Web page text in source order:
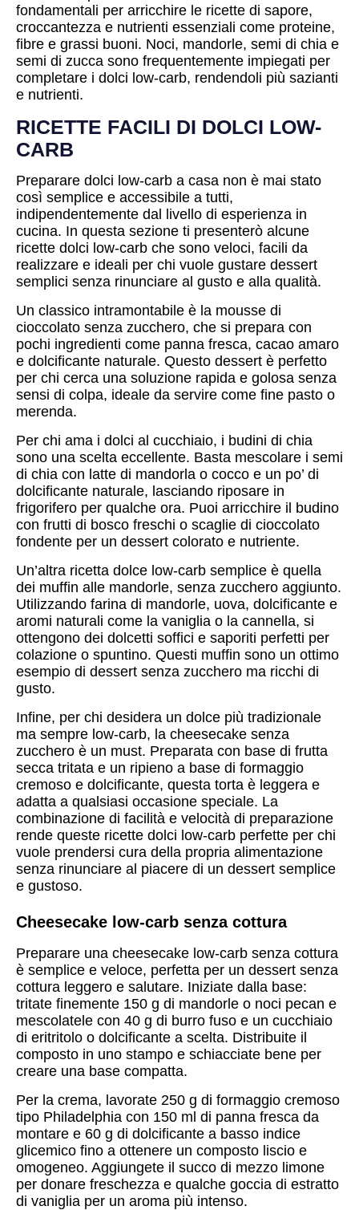
fondamentali per arricchire le ricette di sapore,
croccantezza e nutrienti essenziali come proteine,
fibre e grassi buoni. Noci, mandorle, semi di chia e
semi di zucca sono frequentemente impiegati per
completare i dolci low-carb, rendendoli più sazianti
e nutrienti.
RICETTE FACILI DI DOLCI LOW-
CARB
Preparare dolci low-carb a casa non è mai stato
così semplice e accessibile a tutti,
indipendentemente dal livello di esperienza in
cucina. In questa sezione ti presenterò alcune
ricette dolci low-carb che sono veloci, facili da
realizzare e ideali per chi vuole gustare dessert
semplici senza rinunciare al gusto e alla qualità.
Un classico intramontabile è la mousse di
cioccolato senza zucchero, che si prepara con
pochi ingredienti come panna fresca, cacao amaro
e dolcificante naturale. Questo dessert è perfetto
per chi cerca una soluzione rapida e golosa senza
sensi di colpa, ideale da servire come fine pasto o
merenda.
Per chi ama i dolci al cucchiaio, i budini di chia
sono una scelta eccellente. Basta mescolare i semi
di chia con latte di mandorla o cocco e un po’ di
dolcificante naturale, lasciando riposare in
frigorifero per qualche ora. Puoi arricchire il budino
con frutti di bosco freschi o scaglie di cioccolato
fondente per un dessert colorato e nutriente.
Un’altra ricetta dolce low-carb semplice è quella
dei muffin alle mandorle, senza zucchero aggiunto.
Utilizzando farina di mandorle, uova, dolcificante e
aromi naturali come la vaniglia o la cannella, si
ottengono dei dolcetti soffici e saporiti perfetti per
colazione o spuntino. Questi muffin sono un ottimo
esempio di dessert senza zucchero ma ricchi di
gusto.
Infine, per chi desidera un dolce più tradizionale
ma sempre low-carb, la cheesecake senza
zucchero è un must. Preparata con base di frutta
secca tritata e un ripieno a base di formaggio
cremoso e dolcificante, questa torta è leggera e
adatta a qualsiasi occasione speciale. La
combinazione di facilità e velocità di preparazione
rende queste ricette dolci low-carb perfette per chi
vuole prendersi cura della propria alimentazione
senza rinunciare al piacere di un dessert semplice
e gustoso.
Cheesecake low-carb senza cottura
Preparare una cheesecake low-carb senza cottura
è semplice e veloce, perfetta per un dessert senza
cottura leggero e salutare. Iniziate dalla base:
tritate finemente 150 g di mandorle o noci pecan e
mescolatele con 40 g di burro fuso e un cucchiaio
di eritritolo o dolcificante a scelta. Distribuite il
composto in uno stampo e schiacciate bene per
creare una base compatta.
Per la crema, lavorate 250 g di formaggio cremoso
tipo Philadelphia con 150 ml di panna fresca da
montare e 60 g di dolcificante a basso indice
glicemico fino a ottenere un composto liscio e
omogeneo. Aggiungete il succo di mezzo limone
per donare freschezza e qualche goccia di estratto
di vaniglia per un aroma più intenso.